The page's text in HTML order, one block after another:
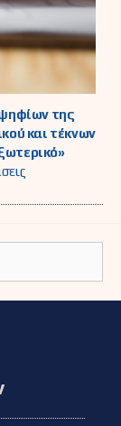
της
και τέκνων